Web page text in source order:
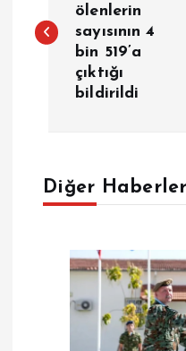
z
e
z
ölenlerin
sayısının 4
bin 519’a
çıktığı
bildirildi
Diğer Haberler